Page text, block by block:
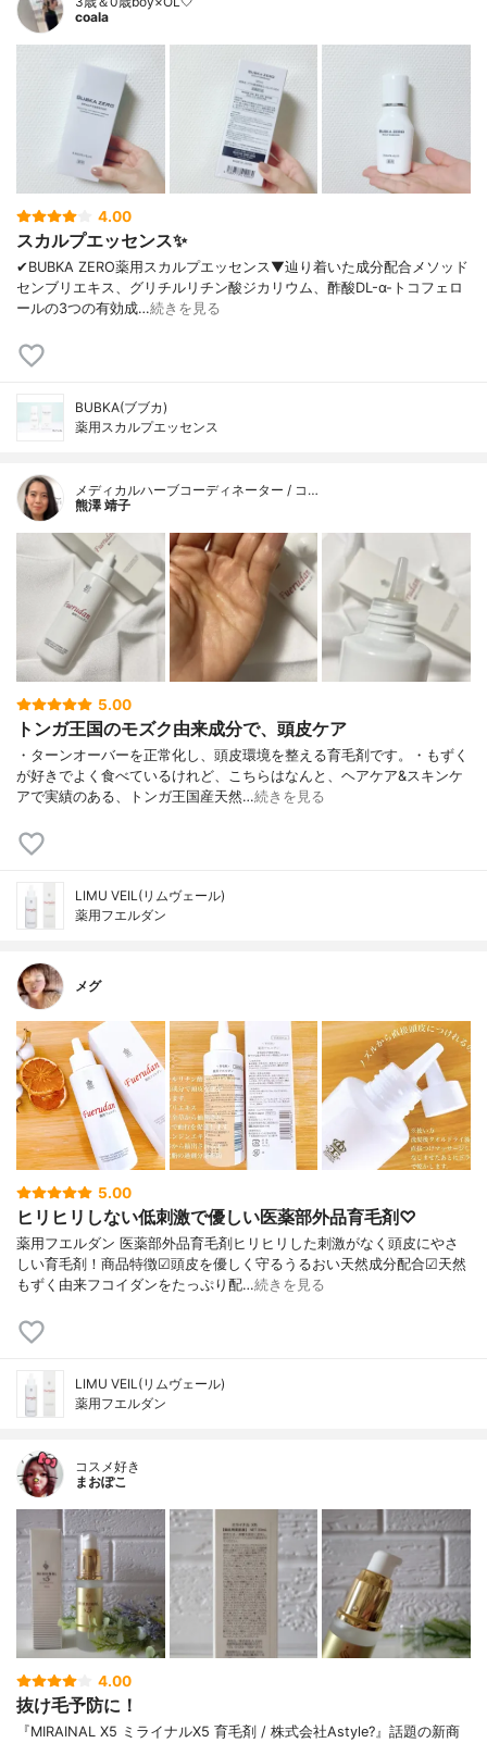
coala
4.00
スカルプエッセンス✨
✔︎BUBKA ZERO薬用スカルプエッセンス▼辿り着いた成分配合メソッド
センブリエキス、グリチルリチン酸ジカリウム、酢酸DL-α-トコフェロ
ールの3つの有効成…続きを見る
BUBKA(ブブカ)
薬用スカルプエッセンス
メディカルハーブコーディネーター / コ…
熊澤 靖子
5.00
トンガ王国のモズク由来成分で、頭皮ケア
・ターンオーバーを正常化し、頭皮環境を整える育毛剤です。・もずく
が好きでよく食べているけれど、こちらはなんと、ヘアケア&スキンケ
アで実績のある、トンガ王国産天然…続きを見る
LIMU VEIL(リムヴェール)
薬用フエルダン
メグ
5.00
ヒリヒリしない低刺激で優しい医薬部外品育毛剤♡
薬用フエルダン 医薬部外品育毛剤ヒリヒリした刺激がなく頭皮にやさ
しい育毛剤！商品特徴☑頭皮を優しく守るうるおい天然成分配合☑天然
もずく由来フコイダンをたっぷり配…続きを見る
LIMU VEIL(リムヴェール)
薬用フエルダン
コスメ好き
まおぽこ
4.00
抜け毛予防に！
『MIRAINAL X5 ミライナルX5 育毛剤 / 株式会社Astyle?』話題の新商